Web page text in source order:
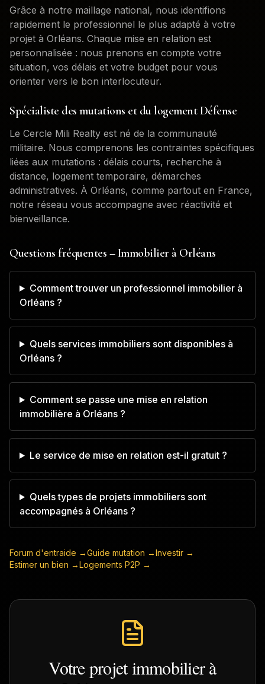
Grâce à notre maillage national, nous identifions
rapidement le professionnel le plus adapté à votre
projet à Orléans. Chaque mise en relation est
personnalisée : nous prenons en compte votre
situation, vos délais et votre budget pour vous
orienter vers le bon interlocuteur.
Spécialiste des mutations et du logement Défense
Le Cercle Mili Realty est né de la communauté
militaire. Nous comprenons les contraintes spécifiques
liées aux mutations : délais courts, recherche à
distance, logement temporaire, démarches
administratives. À Orléans, comme partout en France,
notre réseau vous accompagne avec réactivité et
bienveillance.
Questions fréquentes – Immobilier à Orléans
Comment trouver un professionnel immobilier à
Orléans ?
Quels services immobiliers sont disponibles à
Orléans ?
Comment se passe une mise en relation
immobilière à Orléans ?
Le service de mise en relation est-il gratuit ?
Quels types de projets immobiliers sont
accompagnés à Orléans ?
Forum d'entraide →Guide mutation →Investir →
Estimer un bien →Logements P2P →
Votre projet immobilier à